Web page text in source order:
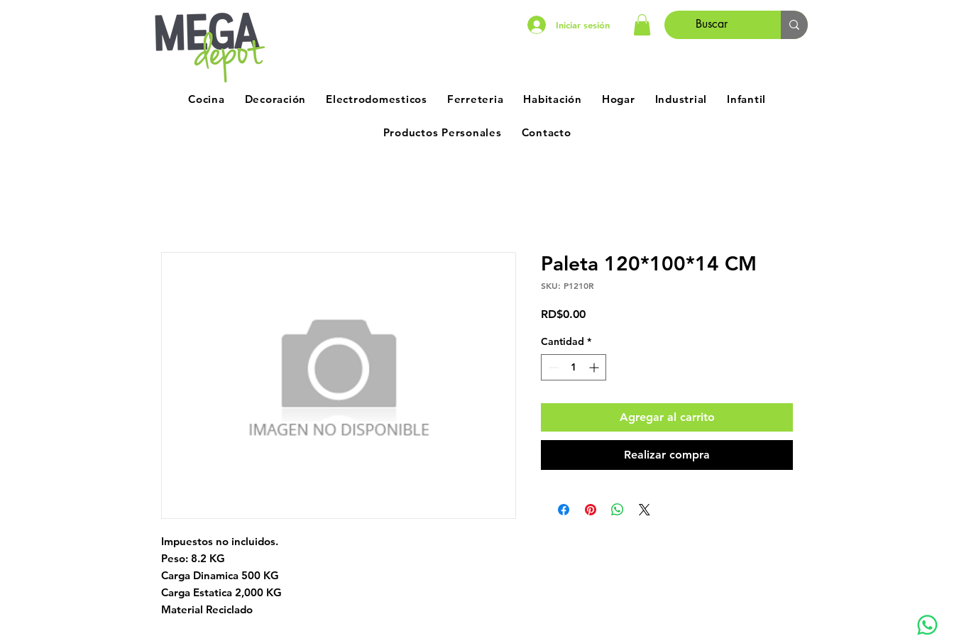
Iniciar sesión
Cocina Decoración Electrodomesticos Ferreteria Habitación Hogar Industrial Infantil
Productos Personales Contacto
Impuestos no incluidos.
Peso: 8.2 KG
Carga Dinamica 500 KG
Carga Estatica 2,000 KG
Material Reciclado
Paleta 120*100*14 CM
SKU: P1210R
RD$0.00Precio
Cantidad *
Agregar al carrito
Realizar compra